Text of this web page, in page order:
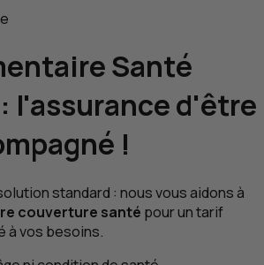
Santé
: l'assurance d'être
!
standard : nous vous aidons à
couverture santé pour un tarif
à vos besoins.